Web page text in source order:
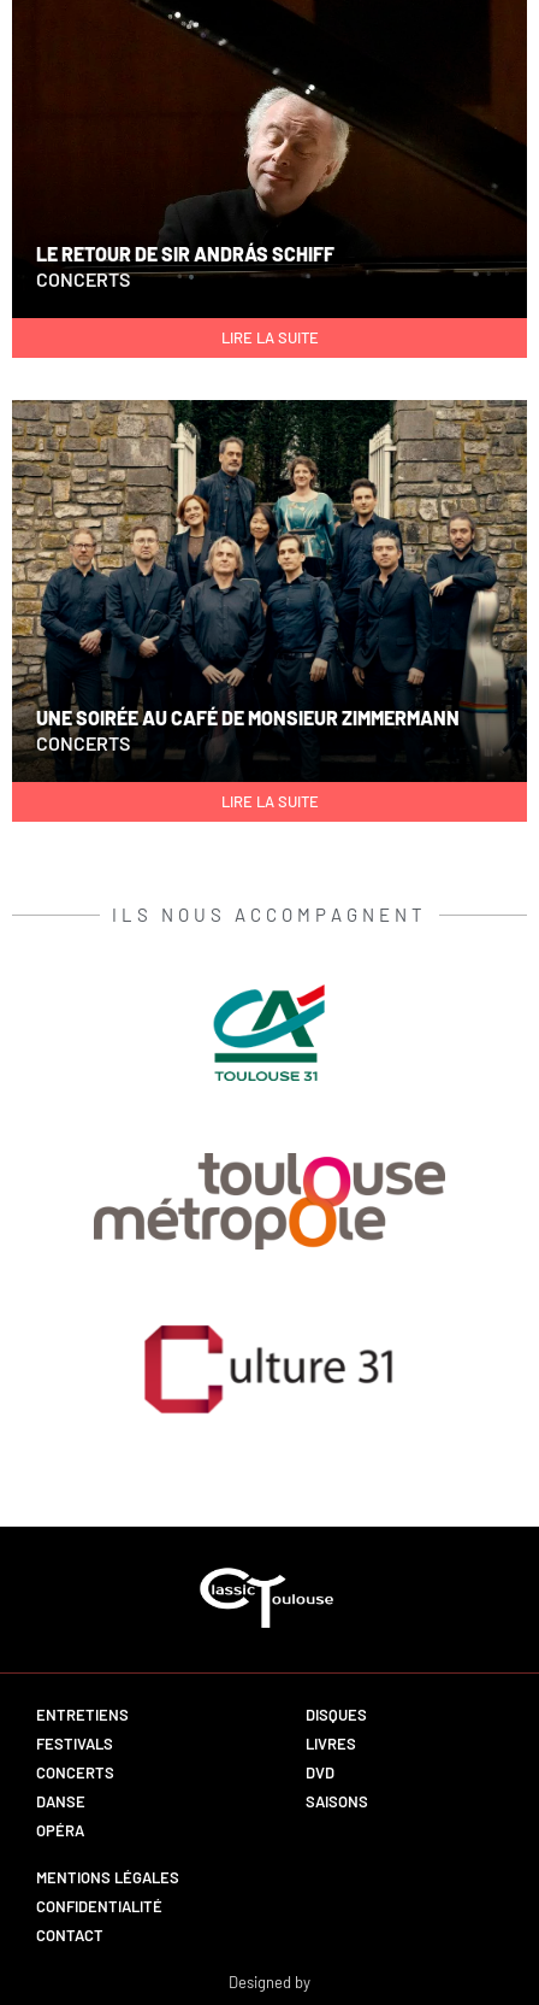
LE RETOUR DE SIR ANDRÁS SCHIFF
CONCERTS
LIRE LA SUITE
UNE SOIRÉE AU CAFÉ DE MONSIEUR ZIMMERMANN
CONCERTS
LIRE LA SUITE
ILS NOUS ACCOMPAGNENT
ENTRETIENS
FESTIVALS
CONCERTS
DANSE
OPÉRA
DISQUES
LIVRES
DVD
SAISONS
MENTIONS LÉGALES
CONFIDENTIALITÉ
CONTACT
Designed by